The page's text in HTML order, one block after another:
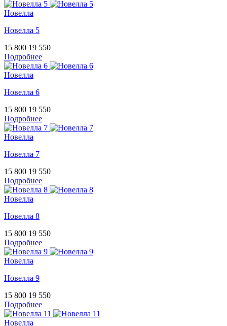
Новелла
Новелла 5
15 800 19 550
Подробнее
Новелла
Новелла 6
15 800 19 550
Подробнее
Новелла
Новелла 7
15 800 19 550
Подробнее
Новелла
Новелла 8
15 800 19 550
Подробнее
Новелла
Новелла 9
15 800 19 550
Подробнее
Новелла